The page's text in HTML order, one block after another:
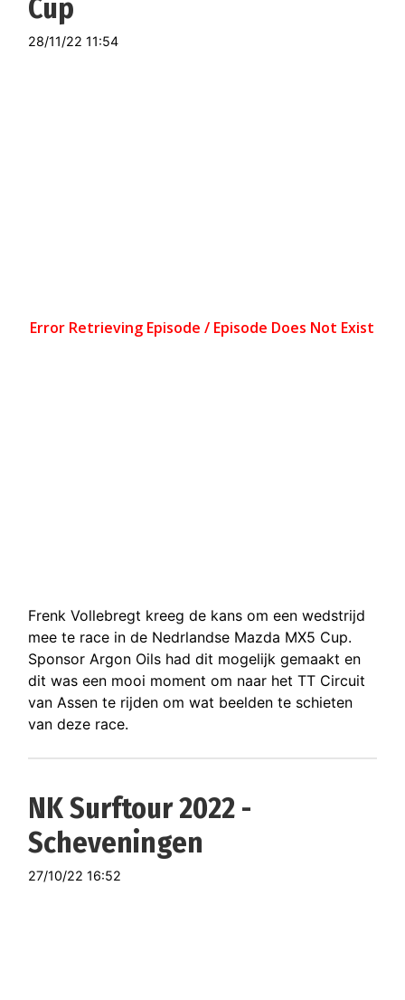
Cup
28/11/22 11:54
Frenk Vollebregt kreeg de kans om een wedstrijd
mee te race in de Nedrlandse Mazda MX5 Cup.
Sponsor Argon Oils had dit mogelijk gemaakt en
dit was een mooi moment om naar het TT Circuit
van Assen te rijden om wat beelden te schieten
van deze race.
NK Surftour 2022 -
Scheveningen
27/10/22 16:52